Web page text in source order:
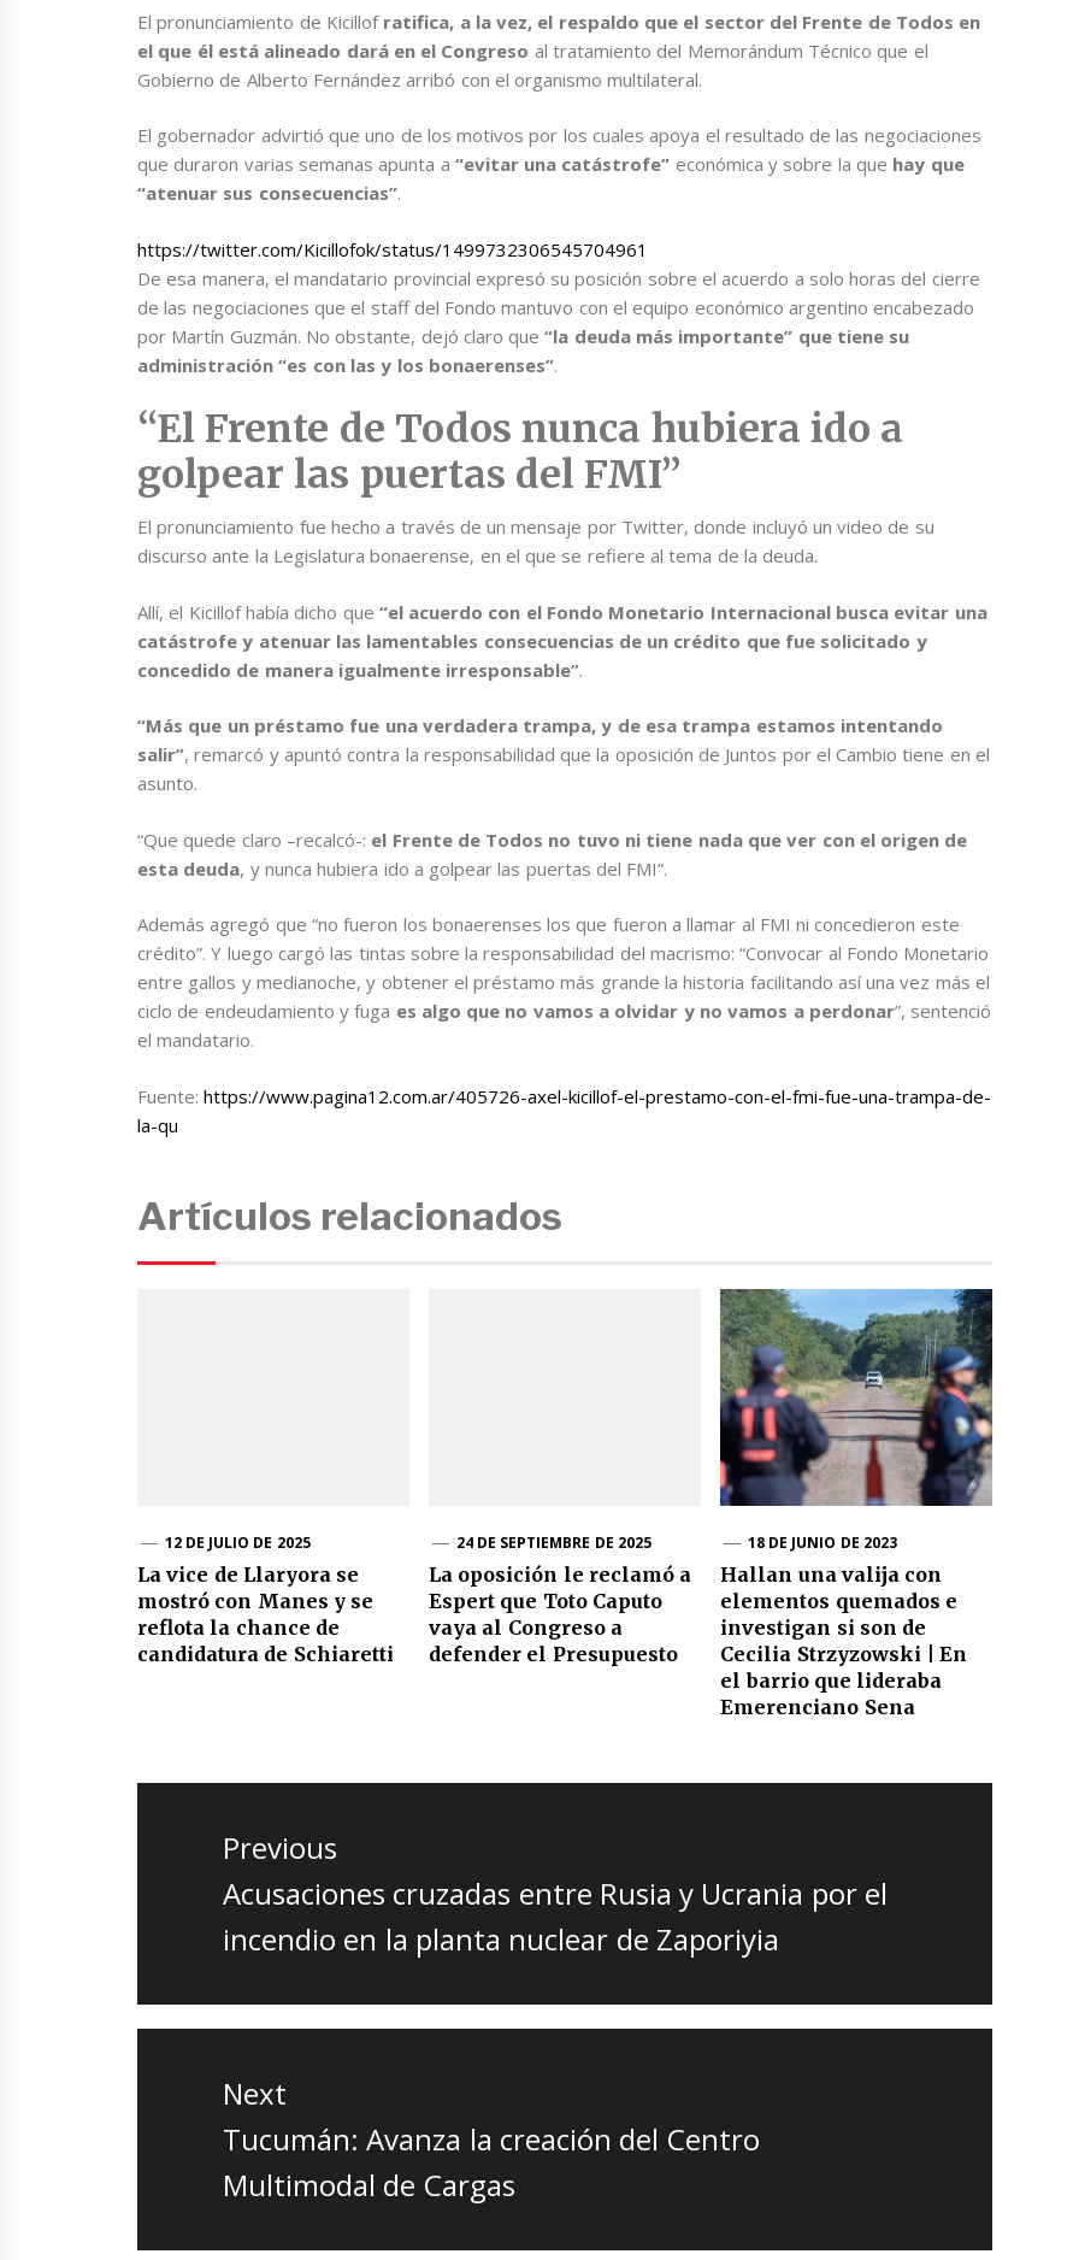
El pronunciamiento de Kicillof ratifica, a la vez, el respaldo que el sector del Frente de Todos en
el que él está alineado dará en el Congreso al tratamiento del Memorándum Técnico que el
Gobierno de Alberto Fernández arribó con el organismo multilateral.
El gobernador advirtió que uno de los motivos por los cuales apoya el resultado de las negociaciones
que duraron varias semanas apunta a “evitar una catástrofe” económica y sobre la que hay que
“atenuar sus consecuencias”.
https://twitter.com/Kicillofok/status/1499732306545704961
De esa manera, el mandatario provincial expresó su posición sobre el acuerdo a solo horas del cierre
de las negociaciones que el staff del Fondo mantuvo con el equipo económico argentino encabezado
por Martín Guzmán. No obstante, dejó claro que“la deuda más importante” que tiene su
administración “es con las y los bonaerenses”.
“El Frente de Todos nunca hubiera ido a
golpear las puertas del FMI”
El pronunciamiento fue hecho a través de un mensaje por Twitter, donde incluyó un video de su
discurso ante la Legislatura bonaerense, en el que se refiere al tema de la deuda.
Allí, el Kicillof había dicho que “el acuerdo con el Fondo Monetario Internacional busca evitar una
catástrofe y atenuar las lamentables consecuencias de un crédito que fue solicitado y
concedido de manera igualmente irresponsable”.
“Más que un préstamo fue una verdadera trampa, y de esa trampa estamos intentando
salir”, remarcó y apuntó contra la responsabilidad que la oposición de Juntos por el Cambio tiene en el
asunto.
“Que quede claro –recalcó-: el Frente de Todos no tuvo ni tiene nada que ver con el origen de
esta deuda, y nunca hubiera ido a golpear las puertas del FMI”.
Además agregó que “no fueron los bonaerenses los que fueron a llamar al FMI ni concedieron este
crédito”. Y luego cargó las tintas sobre la responsabilidad del macrismo: “Convocar al Fondo Monetario
entre gallos y medianoche, y obtener el préstamo más grande la historia facilitando así una vez más el
ciclo de endeudamiento y fuga es algo que no vamos a olvidar y no vamos a perdonar”, sentenció
el mandatario.
Fuente:https://www.pagina12.com.ar/405726-axel-kicillof-el-prestamo-con-el-fmi-fue-una-trampa-de-
la-qu
Artículos relacionados
12 DE JULIO DE 2025
La vice de Llaryora se
mostró con Manes y se
reflota la chance de
candidatura de Schiaretti
24 DE SEPTIEMBRE DE 2025
La oposición le reclamó a
Espert que Toto Caputo
vaya al Congreso a
defender el Presupuesto
18 DE JUNIO DE 2023
Hallan una valija con
elementos quemados e
investigan si son de
Cecilia Strzyzowski | En
el barrio que lideraba
Emerenciano Sena
Navegación
entradas
Previous
Previous
post:
Acusaciones cruzadas entre Rusia y Ucrania por el
incendio en la planta nuclear de Zaporiyia
Next
Next
post:
Tucumán: Avanza la creación del Centro
Multimodal de Cargas